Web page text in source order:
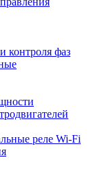
контроля фаз
реле Wi-Fi